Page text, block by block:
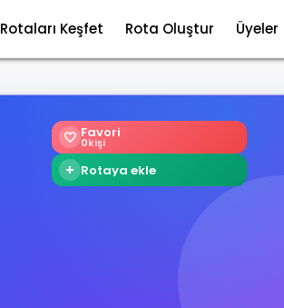
Rotaları Keşfet Rota Oluştur Üyeler
🤍 Favori
0kişi
+ Rotaya ekle